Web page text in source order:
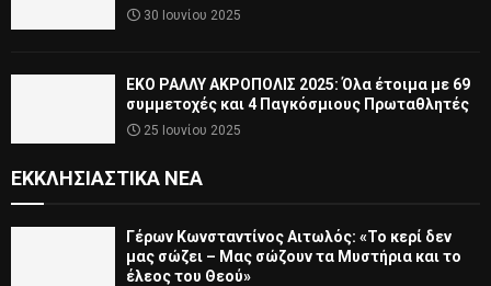
30 Ιουνίου 2025
ΕΚΟ ΡΑΛΛΥ ΑΚΡΟΠΟΛΙΣ 2025: Όλα έτοιμα με 69
συμμετοχές και 4 Παγκόσμιους Πρωταθλητές
25 Ιουνίου 2025
ΕΚΚΛΗΣΙΑΣΤΙΚΆ ΝΈΑ
Γέρων Κωνσταντίνος Αιτωλός: «Το κερί δεν
μας σώζει – Μας σώζουν τα Μυστήρια και το
έλεος του Θεού»